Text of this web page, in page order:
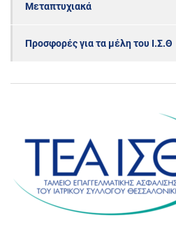
Μεταπτυχιακά
Προσφορές για τα μέλη του Ι.Σ.Θ